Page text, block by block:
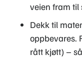
veien fram til
Dekk til
oppbevares.
rått kjøtt) –